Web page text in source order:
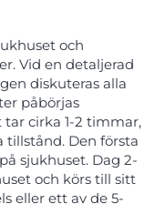
och
Vid en detaljerad
diskuteras alla
påbörjas
cirka 1-2 timmar,
tillstånd. Den första
sjukhuset. Dag 2-
och körs till sitt
eller ett av de 5-